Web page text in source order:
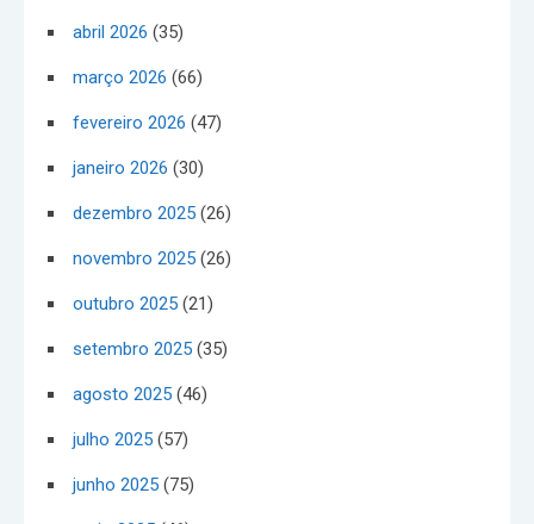
abril 2026 (35)
março 2026 (66)
fevereiro 2026 (47)
janeiro 2026 (30)
dezembro 2025 (26)
novembro 2025 (26)
outubro 2025 (21)
setembro 2025 (35)
agosto 2025 (46)
julho 2025 (57)
junho 2025 (75)